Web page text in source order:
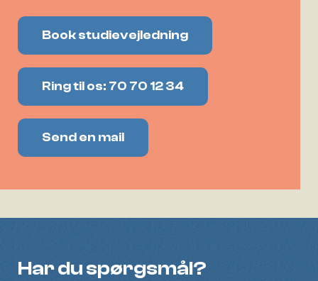
Book studievejledning
Ring til os: 70 70 12 34
Send en mail
Har du spørgsmål?